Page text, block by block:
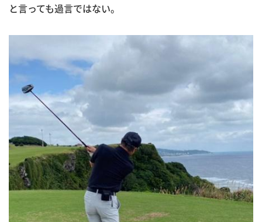
と言っても過言ではない。